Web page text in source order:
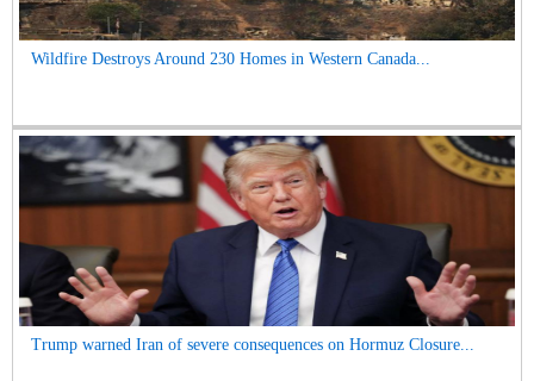
Wildfire Destroys Around 230 Homes in Western Canada...
Trump warned Iran of severe consequences on Hormuz Closure...